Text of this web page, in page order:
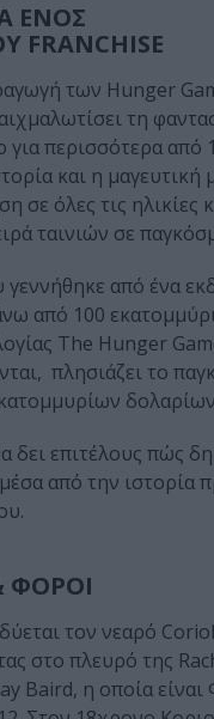
ΕΝΟΣ
των Hunger
τη
περισσότερα από
και η μαγευτική
σε όλες τις ηλικίες
ταινιών σε
από ένα
από 100
The Hunger
πλησιάζει το
δει επιτέλους πώς
από την ιστορία
ΦΟΡΟΙ
τον νεαρό
στο πλευρό της
Baird, η οποία